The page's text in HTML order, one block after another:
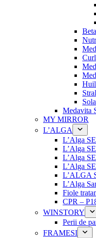
Medavita
MY MIRROR
L’ALGA
L’Alga
L’Alga
L’Alga
L’Alga
L’ALGA
L’Alga
Fiole
CPR –
WINSTORY
Perii de
FRAMESI